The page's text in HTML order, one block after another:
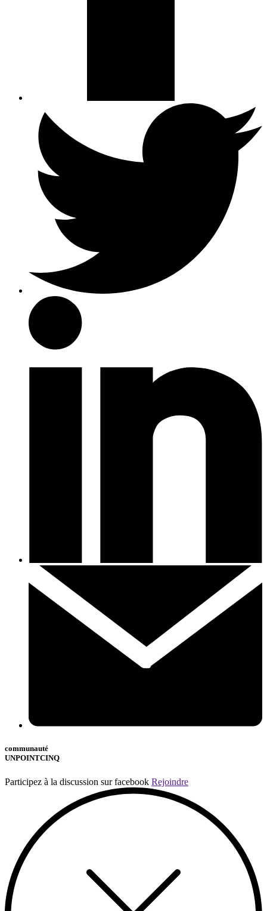
communauté
UNPOINTCINQ
Participez à la discussion sur facebook Rejoindre